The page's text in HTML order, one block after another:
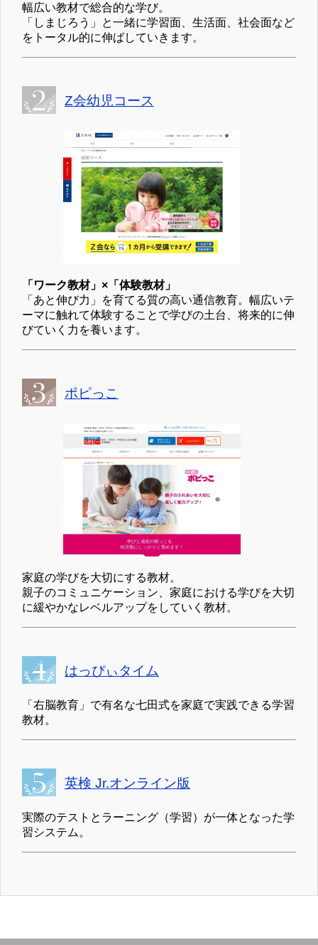
幅広い教材で総合的な学び。
「しまじろう」と一緒に学習面、生活面、社会面など
をトータル的に伸ばしていきます。
Z会幼児コース
「ワーク教材」×「体験教材」
「あと伸び力」を育てる質の高い通信教育。幅広いテ
ーマに触れて体験することで学びの土台、将来的に伸
びていく力を養います。
ポピっこ
家庭の学びを大切にする教材。
親子のコミュニケーション、家庭における学びを大切
に緩やかなレベルアップをしていく教材。
はっぴぃタイム
「右脳教育」で有名な七田式を家庭で実践できる学習
教材。
英検 Jr.オンライン版
実際のテストとラーニング（学習）が一体となった学
習システム。